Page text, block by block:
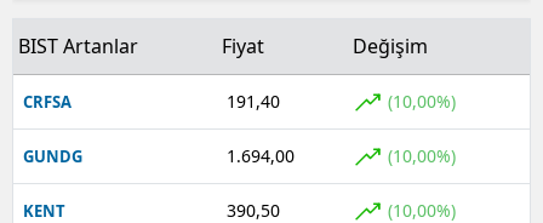
BIST Artanlar Fiyat Değişim
CRFSA 191,40 (10,00%)
GUNDG 1.694,00 (10,00%)
KENT 390,50 (10,00%)